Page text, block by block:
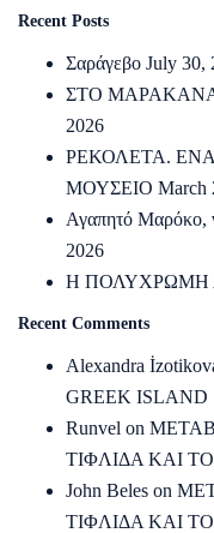
Recent Posts
Σαράγεβο July 30,
ΣΤΟ
2026
ΡΕΚΟΛΕΤΑ.
ΜΟΥΣΕΙΟ March
Αγαπητό Μαρόκο,
2026
Η ΠΟΛΥΧΡΩΜΗ
Recent Comments
Alexandra
GREEK ISLAND
Runvel on
ΤΙΦΛΙΔΑ ΚΑΙ
John Beles on
ΤΙΦΛΙΔΑ ΚΑΙ